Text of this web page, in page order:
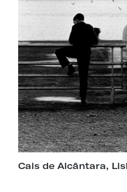
Cais de Alcântara,